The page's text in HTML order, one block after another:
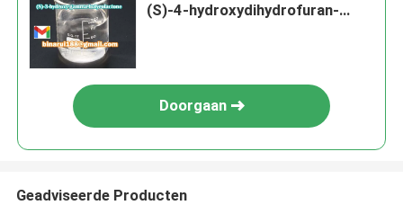
(S)-4-hydroxydihydrofuran-
Doorgaan
Geadviseerde Producten